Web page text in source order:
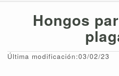
Hongos
Última modificación:03/02/23